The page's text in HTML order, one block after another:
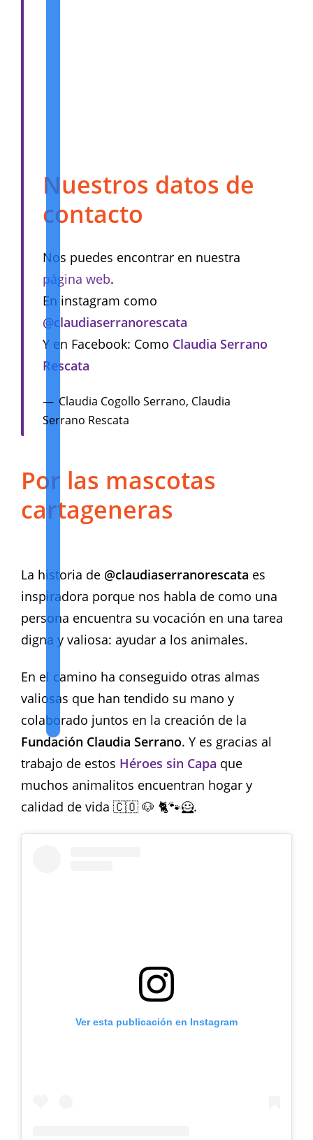
Nuestros datos de
contacto
Nos puedes encontrar en nuestra
página web.
En instagram como
@claudiaserranorescata
Y en Facebook: Como Claudia Serrano
Rescata
Claudia Cogollo Serrano, Claudia
Serrano Rescata
Por las mascotas
cartageneras
La historia de @claudiaserranorescata es
inspiradora porque nos habla de como una
persona encuentra su vocación en una tarea
digna y valiosa: ayudar a los animales.
En el camino ha conseguido otras almas
valiosas que han tendido su mano y
colaborado juntos en la creación de la
Fundación Claudia Serrano. Y es gracias al
trabajo de estos Héroes sin Capa que
muchos animalitos encuentran hogar y
calidad de vida 🇨🇴 🐶 🐈🐾🦸.
Ver esta publicación en Instagram